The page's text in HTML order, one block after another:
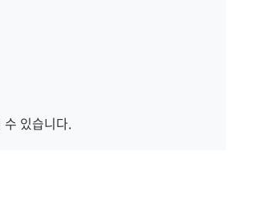
수 있습니다.